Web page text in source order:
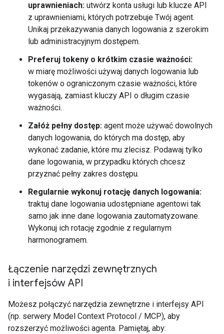
uprawnieniach: utwórz konta usługi lub klucze API
z uprawnieniami, których potrzebuje Twój agent.
Unikaj przekazywania danych logowania z szerokim
lub administracyjnym dostępem.
Preferuj tokeny o krótkim czasie ważności:
w miarę możliwości używaj danych logowania lub
tokenów o ograniczonym czasie ważności, które
wygasają, zamiast kluczy API o długim czasie
ważności.
Załóż pełny dostęp: agent może używać dowolnych
danych logowania, do których ma dostęp, aby
wykonać zadanie, które mu zlecisz. Podawaj tylko
dane logowania, w przypadku których chcesz
przyznać pełny zakres dostępu.
Regularnie wykonuj rotację danych logowania:
traktuj dane logowania udostępniane agentowi tak
samo jak inne dane logowania zautomatyzowane.
Wykonuj ich rotację zgodnie z regularnym
harmonogramem.
Łączenie narzędzi zewnętrznych
i interfejsów API
Możesz połączyć narzędzia zewnętrzne i interfejsy API
(np. serwery Model Context Protocol / MCP), aby
rozszerzyć możliwości agenta. Pamiętaj, aby: